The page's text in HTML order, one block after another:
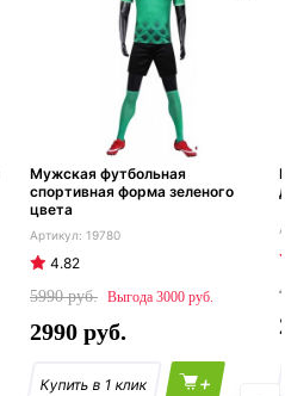
Мужская футбольная
спортивная форма зеленого
цвета
19780
4.82
5990
3000
2990
+